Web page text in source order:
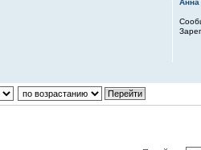
Анна